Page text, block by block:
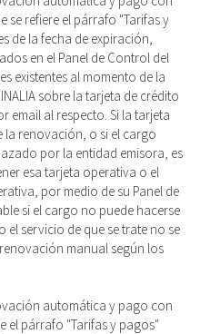
se refiere el párrafo "Tarifas y
de la fecha de expiración,
en el Panel de Control del
existentes al momento de la
sobre la tarjeta de crédito
email al respecto. Si la tarjeta
la renovación, o si el cargo
por la entidad emisora, es
esa tarjeta operativa o el
por medio de su Panel de
si el cargo no puede hacerse
servicio de que se trate no se
manual según los
automática y pago con
el párrafo "Tarifas y pagos"